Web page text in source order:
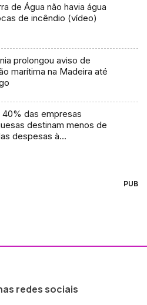
de Água não havia água
de incêndio (vídeo)
prolongou aviso de
marítima na Madeira até
40% das empresas
destinam menos de
despesas à
PUB
redes sociais